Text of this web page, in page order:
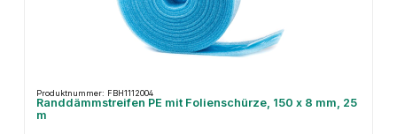
Produktnummer: FBH1112004
Randdämmstreifen PE mit Folienschürze, 150 x 8 mm, 25
m